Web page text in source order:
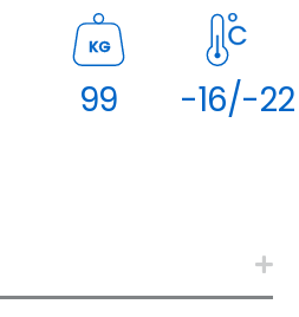
KG
99 -16/-22